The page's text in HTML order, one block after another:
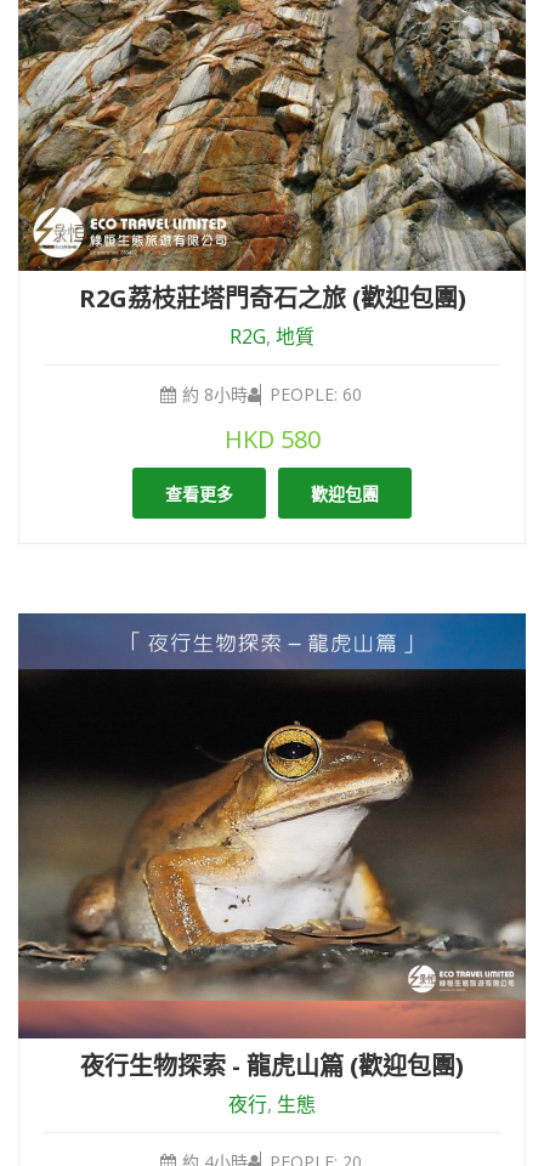
R2G荔枝莊塔門奇石之旅 (歡迎包團)
R2G, 地質
約 8小時 PEOPLE: 60
HKD 580
查看更多 歡迎包團
夜行生物探索 - 龍虎山篇 (歡迎包團)
夜行, 生態